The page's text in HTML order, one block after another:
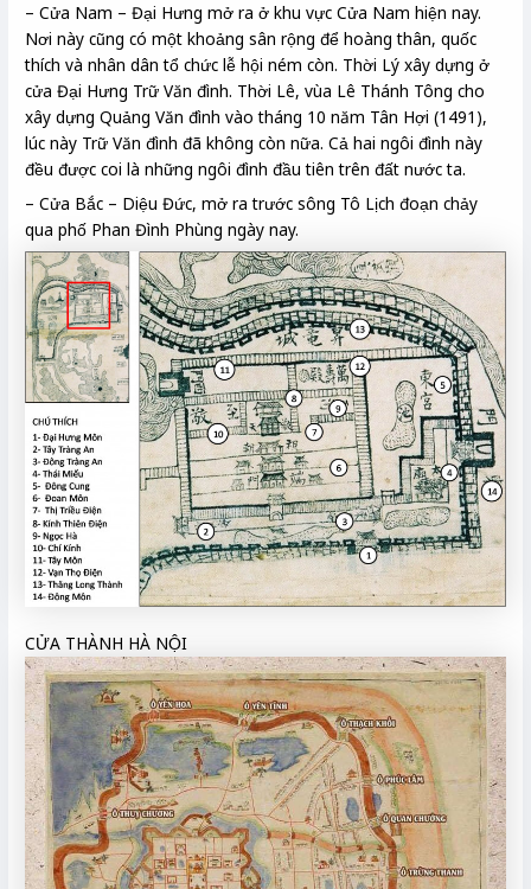
– Cửa Nam – Đại Hưng mở ra ở khu vực Cửa Nam hiện nay.
Nơi này cũng có một khoảng sân rộng để hoàng thân, quốc
thích và nhân dân tổ chức lễ hội ném còn. Thời Lý xây dựng ở
cửa Đại Hưng Trữ Văn đình. Thời Lê, vùa Lê Thánh Tông cho
xây dựng Quảng Văn đình vào tháng 10 năm Tân Hợi (1491),
lúc này Trữ Văn đình đã không còn nữa. Cả hai ngôi đình này
đều được coi là những ngôi đình đầu tiên trên đất nước ta.
– Cửa Bắc – Diệu Đức, mở ra trước sông Tô Lịch đoạn chảy
qua phố Phan Đình Phùng ngày nay.
CỬA THÀNH HÀ NỘI